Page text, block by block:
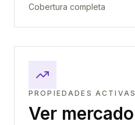
Cobertura completa
PROPIEDADES ACTIVAS
Ver mercado